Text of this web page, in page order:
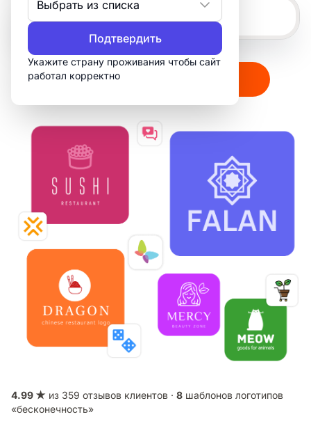
Выбрать из списка
Подтвердить
Укажите страну проживания чтобы сайт
работал корректноСоздать мой логотип
4.99 ★ из 359 отзывов клиентов · 8 шаблонов логотипов
«бесконечность»